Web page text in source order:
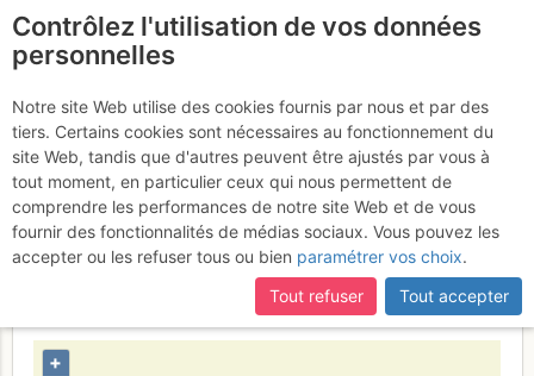
Omblèze - Les Gorges :
Secteur Faubourg :
L'hirondelle des faubourgs
Vendredi 7 avril 2017
Drôme Vercors
+
Contrôlez l'utilisation de vos données
personnelles
Notre site Web utilise des cookies fournis par nous et par des
tiers. Certains cookies sont nécessaires au fonctionnement du
site Web, tandis que d'autres peuvent être ajustés par vous à
tout moment, en particulier ceux qui nous permettent de
comprendre les performances de notre site Web et de vous
fournir des fonctionnalités de médias sociaux. Vous pouvez les
accepter ou les refuser tous ou bien paramétrer vos choix.
Tout refuser
Tout accepter